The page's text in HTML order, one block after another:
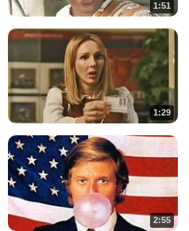
1:51
1:29
2:55